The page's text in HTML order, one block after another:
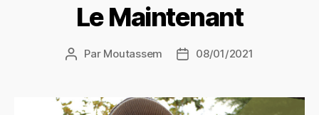
Le Maintenant
Auteur
Par Moutassem
Date08/01/2021